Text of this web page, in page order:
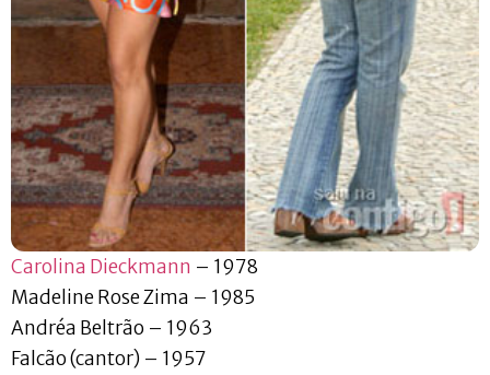
Carolina Dieckmann – 1978
Madeline Rose Zima – 1985
Andréa Beltrão – 1963
Falcão (cantor) – 1957